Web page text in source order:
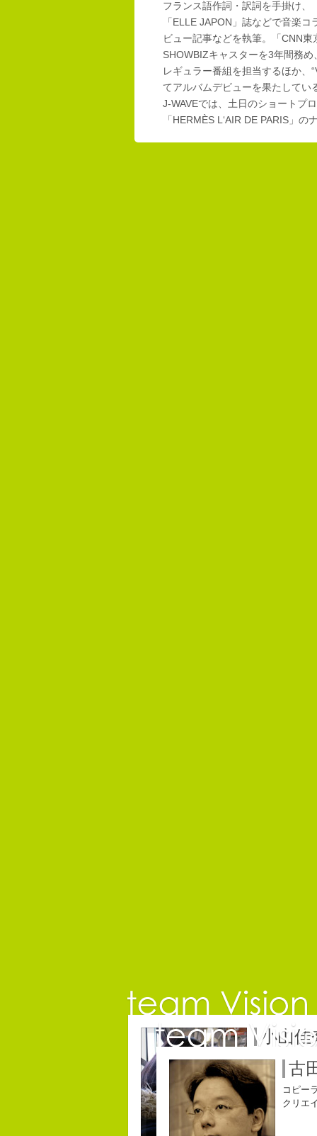
フランス語作詞・訳詞を手掛け、
「ELLE JAPON」誌などで音楽コ
ビュー記事などを執筆。「CNN東
SHOWBIZキャスターを3年間務め
レギュラー番組を担当するほか、
てアルバムデビューを果たしてい
J-WAVEでは、土日のショートプ
「HERMÈS L‘AIR DE PARIS」
小山佳
コピーライタ
古
コピー
クリエ